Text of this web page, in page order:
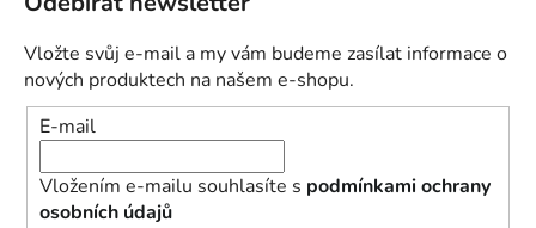
Vložte svůj e-mail a my vám budeme zasílat informace o
nových produktech na našem e-shopu.
E-mail
Vložením e-mailu souhlasíte s podmínkami ochrany
osobních údajů